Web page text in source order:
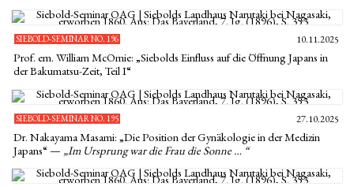
SIEBOLD-SEMINAR NO. 196 10.11.2025
Prof. em. William McOmie: „Siebolds Einfluss auf die Öffnung Japans in
der Bakumatsu-Zeit, Teil I“
SIEBOLD-SEMINAR NO. 195 27.10.2025
Dr. Nakayama Masami: „Die Position der Gynäkologie in der Medizin
Japans“ — „Im Ursprung war die Frau die Sonne … “